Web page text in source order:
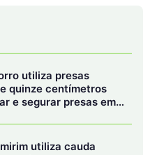
em cães
investimentos
sete são